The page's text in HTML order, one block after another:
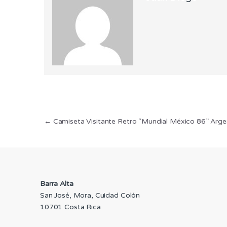
Navegación
← Camiseta Visitante Retro “Mundial México 86”
Barra Alta
San José, Mora, Cuidad Colón
10701 Costa Rica